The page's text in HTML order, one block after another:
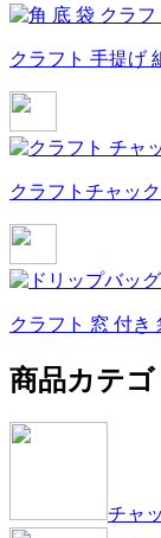
クラフト 手提げ
クラフトチャッ
クラフト 窓 付き
商品カテゴ
チャ